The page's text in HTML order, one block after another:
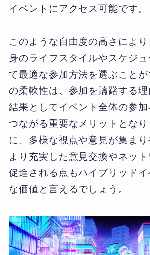
イベントにアクセス可能です。
このような自由度の高さによ
身のライフスタイルやスケジ
て最適な参加方法を選ぶことが
の柔軟性は、参加を躊躇する理
結果としてイベント全体の参
つながる重要なメリットとな
に、多様な視点や意見が集まり
より充実した意見交換やネッ
促進される点もハイブリッドイ
な価値と言えるでしょう。